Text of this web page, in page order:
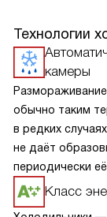
Технологии
камеры
обычно таким
в редких
не даёт
периодически
эксплуатацию.
Класс